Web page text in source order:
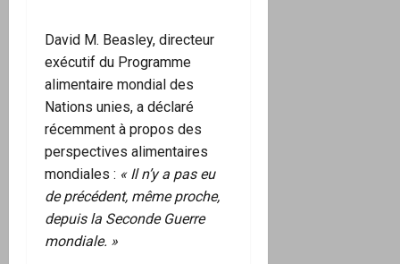
David M. Beasley, directeur
exécutif du Programme
alimentaire mondial des
Nations unies, a déclaré
récemment à propos des
perspectives alimentaires
mondiales : « Il n’y a pas eu
de précédent, même proche,
depuis la Seconde Guerre
mondiale. »